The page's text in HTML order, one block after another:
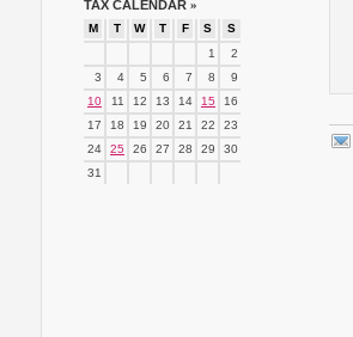
TAX CALENDAR »
M T W T F S
S
1
2
3
4 5 6 7 8
9
10
11 12 13 14 15
16
17
18 19 20 21 22
23
24
25 26 27 28 29
30
31